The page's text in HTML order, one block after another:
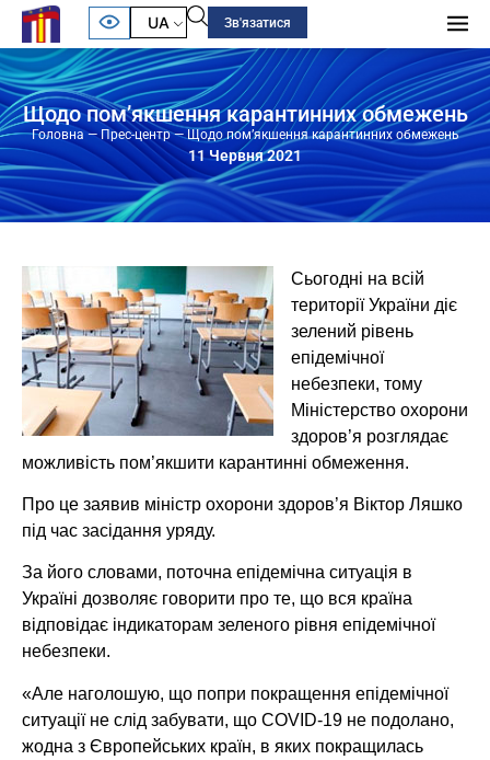
UA Зв'язатися
Щодо пом’якшення карантинних обмежень
Головна—Прес-центр—Щодо пом’якшення карантинних обмежень
11 Червня 2021
Сьогодні на всій
території України діє
зелений рівень
епідемічної
небезпеки, тому
Міністерство охорони
здоров’я розглядає
можливість пом’якшити карантинні обмеження.
Про це заявив міністр охорони здоров’я Віктор Ляшко
під час засідання уряду.
За його словами, поточна епідемічна ситуація в
Україні дозволяє говорити про те, що вся країна
відповідає індикаторам зеленого рівня епідемічної
небезпеки.
«Але наголошую, що попри покращення епідемічної
ситуації не слід забувати, що COVID-19 не подолано,
жодна з Європейських країн, в яких покращилась